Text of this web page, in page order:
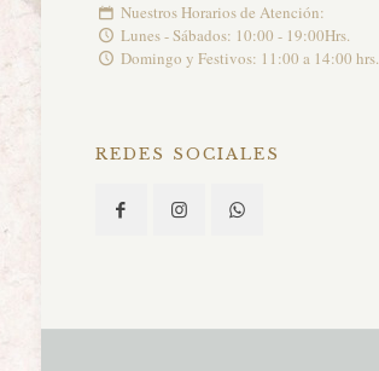
Nuestros Horarios de Atención:
Lunes - Sábados: 10:00 - 19:00Hrs.
Domingo y Festivos: 11:00 a 14:00 hrs.
REDES SOCIALES